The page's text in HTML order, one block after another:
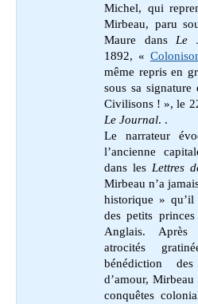
Michel, qui
Mirbeau, paru
Maure dans Le
1892, «
même repris en
sous sa
Civilisons ! », le
Le Journal. .
Le narrateur
l’ancienne
dans les Lettres
Mirbeau n’a
historique »
des petits
Anglais. Après
atrocités
bénédiction
d’amour,
conquêtes